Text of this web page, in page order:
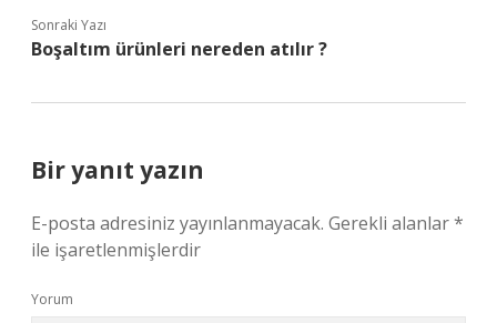
Sonraki Yazı
Boşaltım ürünleri nereden atılır ?
Bir yanıt yazın
E-posta adresiniz yayınlanmayacak. Gerekli alanlar*
ile işaretlenmişlerdir
Yorum